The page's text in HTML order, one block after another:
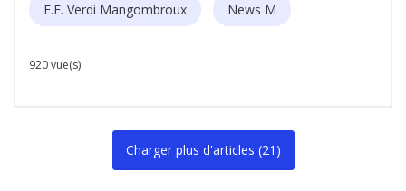
E.F. Verdi Mangombroux News M
920 vue(s)
Charger plus d'articles (21 )